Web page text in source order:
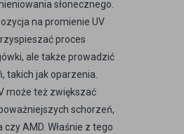
słonecznego.
na promienie UV
proces
ale także prowadzić
takich jak oparzenia.
może też zwiększać
schorzeń,
AMD. Właśnie z tego